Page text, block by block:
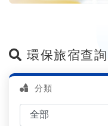
環保旅宿查詢
分類